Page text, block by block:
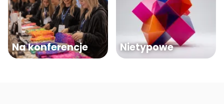
Na konferencje Nietypowe